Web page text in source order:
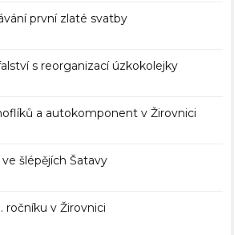
první zlaté svatby
s reorganizací úzkokolejky
a autokomponent v Žirovnici
šlépějích Šatavy
ročníku v Žirovnici